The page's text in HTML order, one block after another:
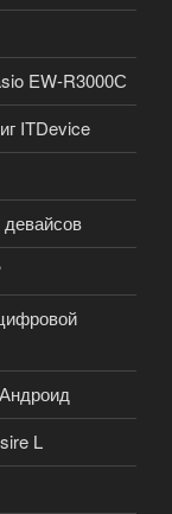
EW-R3000С
ITDevice
L